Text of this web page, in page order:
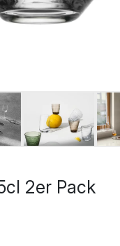
2er Pack